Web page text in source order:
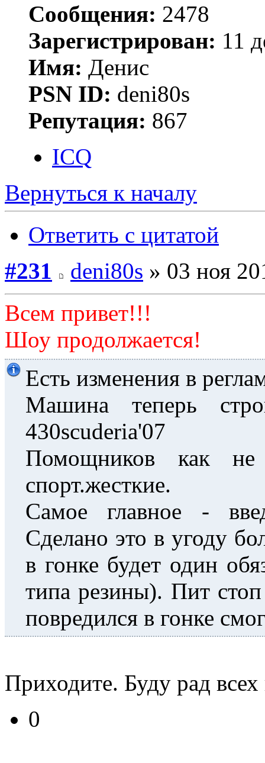
Сообщения: 2478
Зарегистрирован: 11
Имя: Денис
PSN ID: deni80s
Репутация: 867
ICQ
Вернуться к началу
Ответить с цитатой
#231
deni80s » 03 ноя
Всем привет!!!
Шоу продолжается!
Есть изменения в
Машина теперь
430scuderia'07
Помощников как
спорт.жесткие.
Самое главное -
Сделано это в угоду
в гонке будет один
типа резины). Пит
повредился в гонке
Приходите. Буду рад всех
0